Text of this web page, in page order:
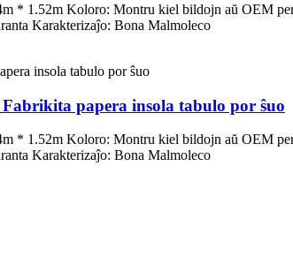
* 1.52m Koloro: Montru kiel bildojn aŭ OEM
Karakterizaĵo: Bona Malmoleco
papera insola tabulo por ŝuo
* 1.52m Koloro: Montru kiel bildojn aŭ OEM
Karakterizaĵo: Bona Malmoleco